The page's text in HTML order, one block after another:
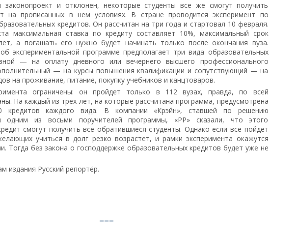
законопроект и отклонен, некоторые студенты все же смогут получить
на прописанных в нем условиях. В стране проводится эксперимент по
кредитов. Он рассчитан на три года и стартовал 10 февраля.
максимальная ставка по кредиту составляет 10%, максимальный срок
а погашать его нужно будет начинать только после окончания вуза.
экспериментальной программе предполагает три вида образовательных
— на оплату дневного или вечернего высшего профессионального
— на курсы повышения квалификации и сопутствующий — на
на проживание, питание, покупку учебников и канцтоваров.
ограничены: он пройдет только в 112 вузах, правда, по всей
На каждый из трех лет, на которые рассчитана программа, предусмот­рена
кредитов каждого вида. В компании «Крэйн», ставшей по решению
одним из восьми поручителей программы, «РР» сказали, что этого
смогут получить все обратившиеся студенты. Однако если все пойдет
учиться в долг резко возрастет, и рамки эксперимента окажутся
Тогда без закона о гос­поддержке образовательных кредитов будет уже не
издания Русский репортёр.